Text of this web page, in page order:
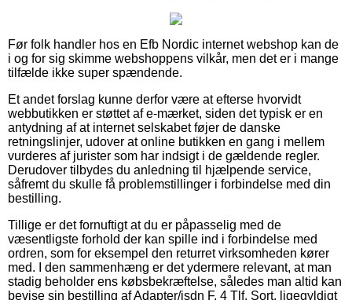
Før folk handler hos en Efb Nordic internet webshop kan de
i og for sig skimme webshoppens vilkår, men det er i mange
tilfælde ikke super spændende.
Et andet forslag kunne derfor være at efterse hvorvidt
webbutikken er støttet af e-mærket, siden det typisk er en
antydning af at internet selskabet føjer de danske
retningslinjer, udover at online butikken en gang i mellem
vurderes af jurister som har indsigt i de gældende regler.
Derudover tilbydes du anledning til hjælpende service,
såfremt du skulle få problemstillinger i forbindelse med din
bestilling.
Tillige er det fornuftigt at du er påpasselig med de
væsentligste forhold der kan spille ind i forbindelse med
ordren, som for eksempel den returret virksomheden kører
med. I den sammenhæng er det ydermere relevant, at man
stadig beholder ens købsbekræftelse, således man altid kan
bevise sin bestilling af Adapter/isdn F. 4 Tlf. Sort, ligegyldigt